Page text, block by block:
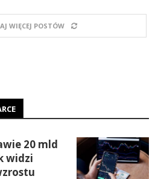
WIĘCEJ POSTÓW
20 mld
widzi